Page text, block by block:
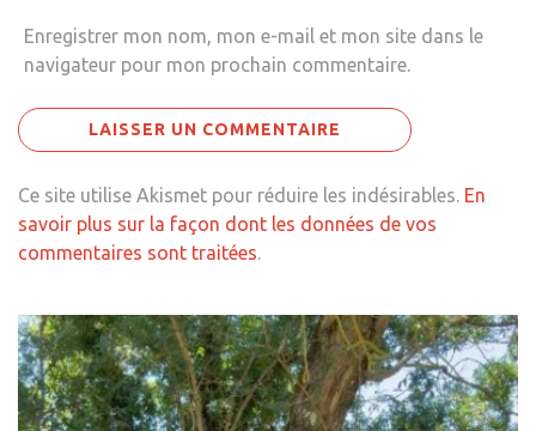
Enregistrer mon nom, mon e-mail et mon site dans le
navigateur pour mon prochain commentaire.
Ce site utilise Akismet pour réduire les indésirables. En
savoir plus sur la façon dont les données de vos
commentaires sont traitées.